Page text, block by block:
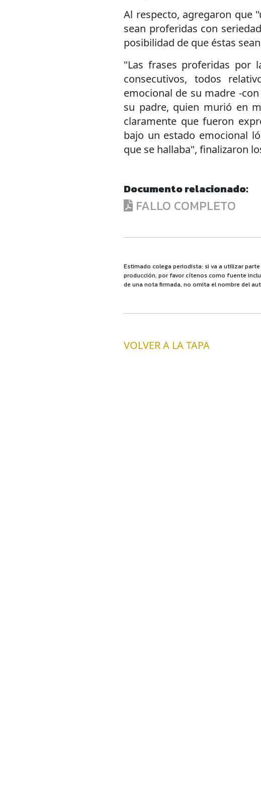
Al respecto, agregaron que
sean proferidas con
posibilidad de que éstas
"Las frases proferidas por
consecutivos, todos
emocional de su madre -
su padre, quien murió en
claramente que fueron
bajo un estado emocional
que se hallaba", finalizaron
Documento relacionado:
FALLO COMPLETO
Estimado colega periodista: si va a utilizar
producción, por favor cítenos como fuente
de una nota firmada, no omita el nombre del
VOLVER A LA TAPA